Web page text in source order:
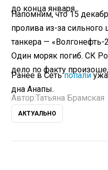
до конца января.
Напомним, что 15
пролива из-за
танкера — «Волгонефть-
Один моряк погиб. СК
дело по факту
Ранее в Сетьпопали
дна Анапы.
Автор:Татьяна Брамская
АКТУАЛЬНО